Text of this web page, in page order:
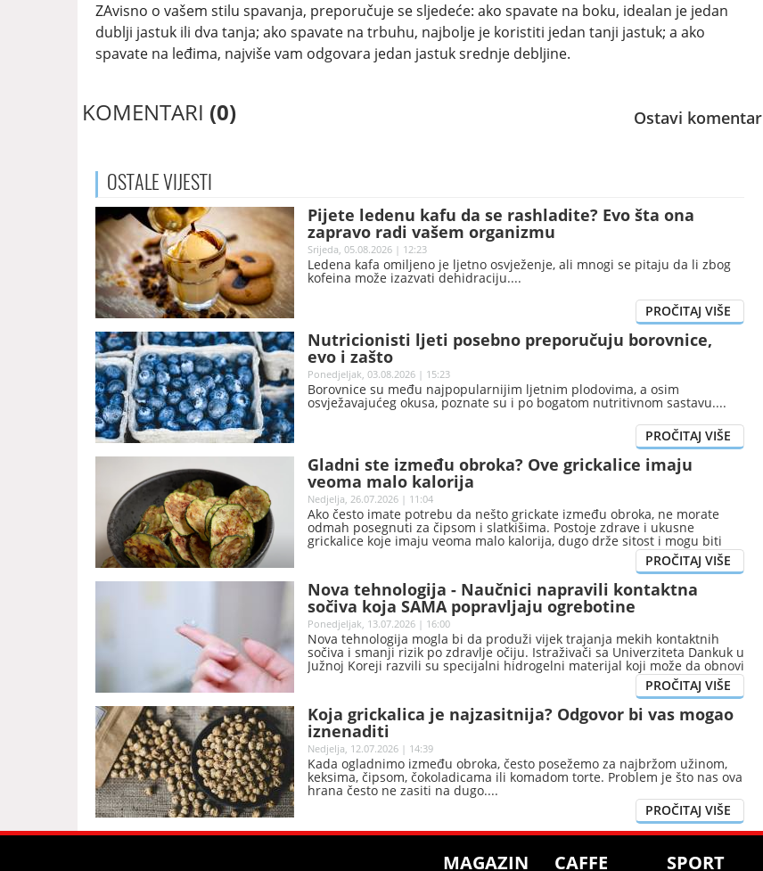
ZAvisno o vašem stilu spavanja, preporučuje se sljedeće: ako spavate na boku, idealan je jedan
dublji jastuk ili dva tanja; ako spavate na trbuhu, najbolje je koristiti jedan tanji jastuk; a ako
spavate na leđima, najviše vam odgovara jedan jastuk srednje debljine.
KOMENTARI (0) Ostavi komentar
OSTALEVIJESTI
Pijete ledenu kafu da se rashladite? Evo šta ona
zapravo radi vašem organizmu
Srijeda, 05.08.2026 | 12:23
Ledena kafa omiljeno je ljetno osvježenje, ali mnogi se pitaju da li zbog
kofeina može izazvati dehidraciju.
Nutricionisti ljeti posebno preporučuju borovnice,
evo i zašto
Ponedjeljak, 03.08.2026 | 15:23
Borovnice su među najpopularnijim ljetnim plodovima, a osim
osvježavajućeg okusa, poznate su i po bogatom nutritivnom sastavu.
Gladni ste između obroka? Ove grickalice imaju
veoma malo kalorija
Nedjelja, 26.07.2026 | 11:04
Ako često imate potrebu da nešto grickate između obroka, ne morate
odmah posegnuti za čipsom i slatkišima. Postoje zdrave i ukusne
grickalice koje imaju veoma malo kalorija, dugo drže sitost i mogu biti
odličan izbor čak i kada pazite na ishranu.
Nova tehnologija - Naučnici napravili kontaktna
sočiva koja SAMA popravljaju ogrebotine
Ponedjeljak, 13.07.2026 | 16:00
Nova tehnologija mogla bi da produži vijek trajanja mekih kontaktnih
sočiva i smanji rizik po zdravlje očiju. Istraživači sa Univerziteta Dankuk u
Južnoj Koreji razvili su specijalni hidrogelni materijal koji može da obnovi
površinska oštećenja nakon samo sat vremena izlaganja običnoj
Koja grickalica je najzasitnija? Odgovor bi vas mogao
iznenaditi
Nedjelja, 12.07.2026 | 14:39
Kada ogladnimo između obroka, često posežemo za najbržom užinom,
keksima, čipsom, čokoladicama ili komadom torte. Problem je što nas ova
hrana često ne zasiti na dugo.
MAGAZIN CAFFE SPORT